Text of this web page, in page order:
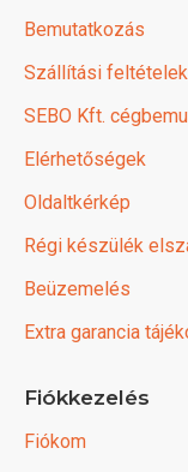
Bemutatkozás
Szállítási feltételek
SEBO Kft.
Elérhetőségek
Oldaltkérkép
Régi készülék
Beüzemelés
Extra garancia
Fiókkezelés
Fiókom